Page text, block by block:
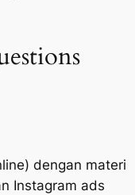
dengan materi
Instagram ads